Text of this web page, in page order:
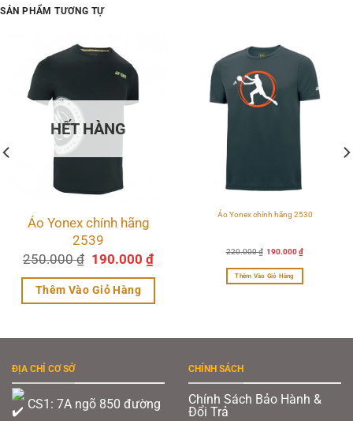
SẢN PHẨM TƯƠNG TỰ
HẾT HÀNG
Áo Yonex chính hãng
2539
250.000₫ Giá
là:
250.000 ₫.
190.000₫Giá
là:
Thêm Vào Giỏ Hàng
Áo Yonex chính hãng 2530
220.000₫ Giá
220.000 ₫.
190.000₫Giá
hiện
Thêm Vào Giỏ Hàng
có
tùy
ĐỊA CHỈ CƠ SỞ
CS1: 7A ngõ 850 đường
CHÍNH SÁCH
Chính Sách Bảo Hành &
Đổi Trả